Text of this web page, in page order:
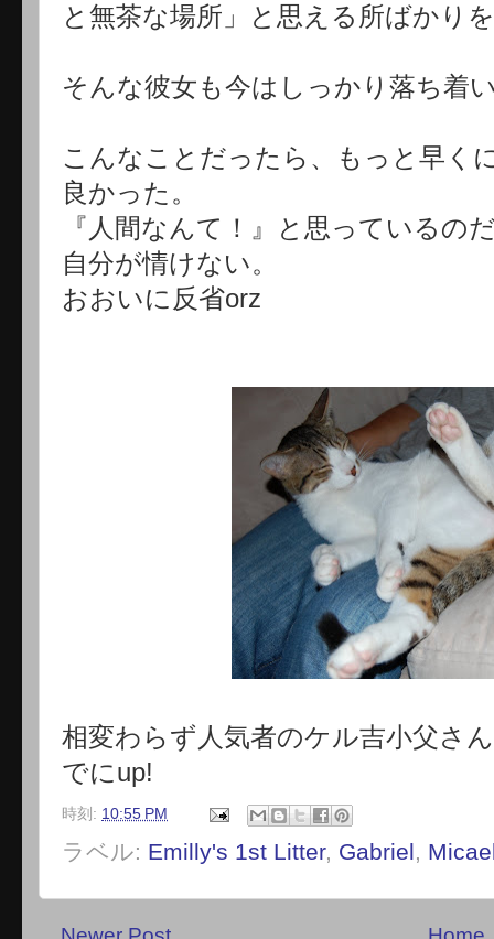
と無茶な場所」と思える所ばかり
そんな彼女も今はしっかり落ち着
こんなことだったら、もっと早く
良かった。
『人間なんて！』と思っているの
自分が情けない。
おおいに反省orz
相変わらず人気者のケル吉小父さ
でにup!
時刻: 10:55 PM
ラベル: Emilly's 1st Litter, Gabriel,